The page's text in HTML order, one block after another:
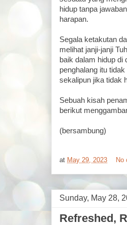
hidup tanpa
harapan.
Segala ketakutan
melihat janji-janji
baik dalam hidup di
penghalang itu
sekalipun jika tidak
Sebuah kisah
berikut
(bersambung)
at May 29, 2023 No
Sunday, May 28,
Refreshed,